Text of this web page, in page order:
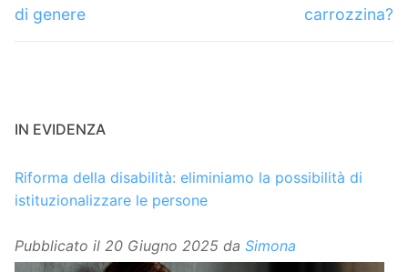
di genere
carrozzina?
IN EVIDENZA
Riforma della disabilità: eliminiamo la possibilità di
istituzionalizzare le persone
Pubblicato il 20 Giugno 2025 da Simona